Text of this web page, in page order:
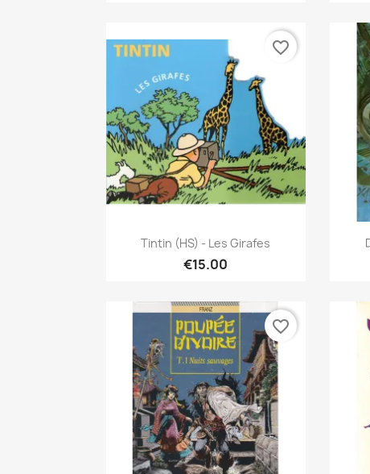
Quick view
Tintin (HS) - Les Girafes
€15.00
favorite_border
favorite_border